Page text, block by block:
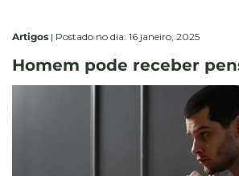
Artigos | Postado no dia: 16 janeiro, 2025
Homem pode receber